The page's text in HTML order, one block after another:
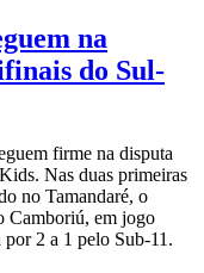
na
do Sul-
firme na disputa
Nas duas primeiras
no Tamandaré, o
Camboriú, em jogo
2 a 1 pelo Sub-11.